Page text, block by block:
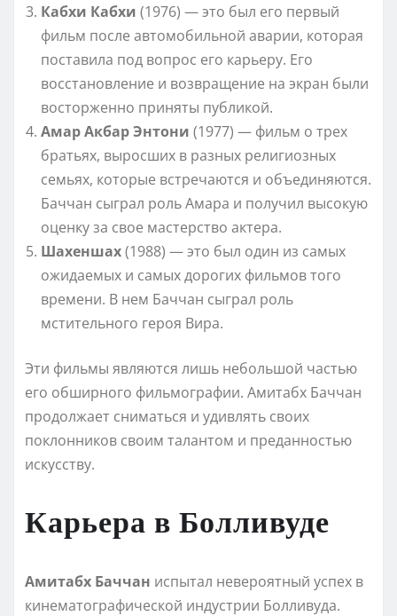
Кабхи Кабхи (1976) — это был его первый
фильм после автомобильной аварии, которая
поставила под вопрос его карьеру. Его
восстановление и возвращение на экран были
восторженно приняты публикой.
Амар Акбар Энтони (1977) — фильм о трех
братьях, выросших в разных религиозных
семьях, которые встречаются и объединяются.
Баччан сыграл роль Амара и получил высокую
оценку за свое мастерство актера.
Шахеншах(1988) — это был один из самых
ожидаемых и самых дорогих фильмов того
времени. В нем Баччан сыграл роль
мстительного героя Вира.
Эти фильмы являются лишь небольшой частью
его обширного фильмографии. Амитабх Баччан
продолжает сниматься и удивлять своих
поклонников своим талантом и преданностью
искусству.
Карьера в Болливуде
Амитабх Баччан испытал невероятный успех в
кинематографической индустрии Болливуда.